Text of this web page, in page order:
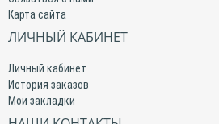
Карта сайта
ЛИЧНЫЙ КАБИНЕТ
Личный кабинет
История заказов
Мои закладки